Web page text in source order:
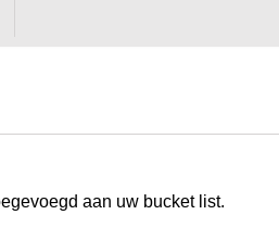
aan uw bucket list.